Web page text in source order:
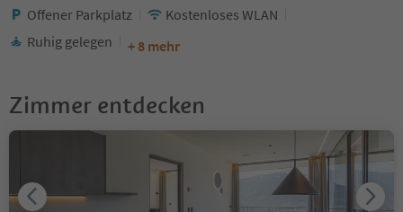
Offener Parkplatz
Kostenloses WLAN
Ruhig gelegen
+ 8 mehr
Zimmer entdecken